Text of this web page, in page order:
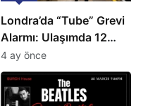
Londra’da “Tube” Grevi
Alarmı: Ulaşımda 12
Günlük Kaos Kapıda
4 ay önce